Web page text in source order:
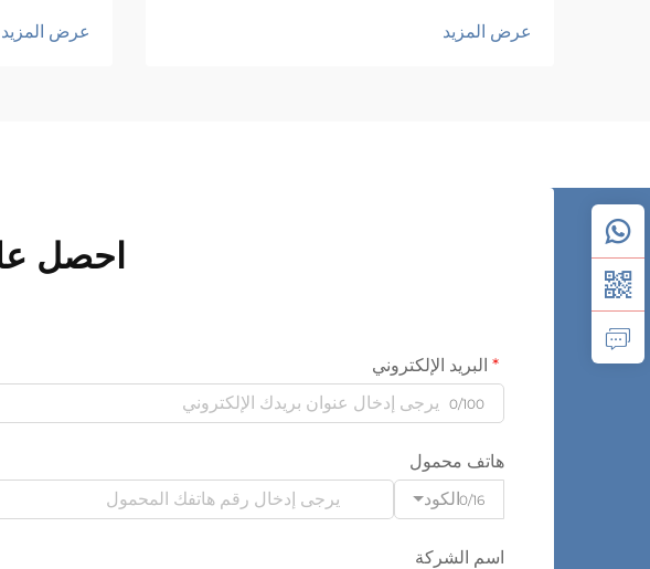
المحددة. فسواءً كانت المستودعات أو مرافق
عرض المزيد
المحترفون
عرض المزيد
احصل
البريد الإلكتروني
0/100
هاتف محمول
الكود0/16
اسم الشركة